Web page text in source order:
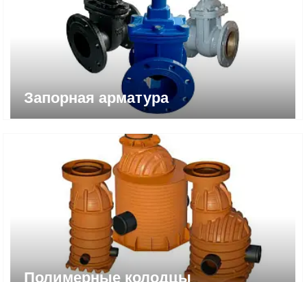
Запорная арматура
Полимерные колодцы